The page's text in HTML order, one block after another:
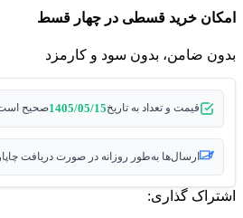
امکان خرید قسطی در چهار قسط
بدون ضامن، بدون سود و کارمزد
قیمت و تعداد به تاریخ1405/05/15صحیح
ارسال‌ها به‌طور روزانه در صورت دریافت
اشتراک گذاری: